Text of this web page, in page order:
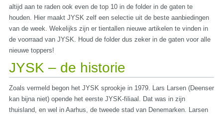
altijd aan te raden ook even de top 10 in de folder in de gaten te
houden. Hier maakt JYSK zelf een selectie uit de beste aanbiedingen
van de week. Wekelijks zijn er tientallen nieuwe artikelen te vinden in
de voorraad van JYSK. Houd de folder dus zeker in de gaten voor alle
nieuwe toppers!
JYSK – de historie
Zoals vermeld begon het JYSK sprookje in 1979. Lars Larsen (Deenser
kan bijna niet) opende het eerste JYSK-filiaal. Dat was in zijn
thuisland, en wel in Aarhus, de tweede stad van Denemarken. Larsen